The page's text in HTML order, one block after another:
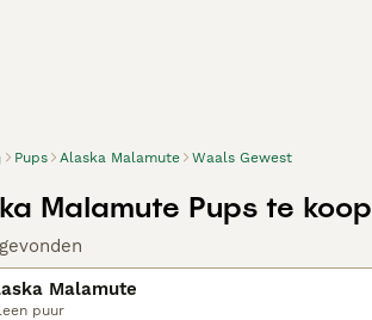
Pups Alaska Malamute Waals Gewest
Malamute Pups te koop
Malamute
puur